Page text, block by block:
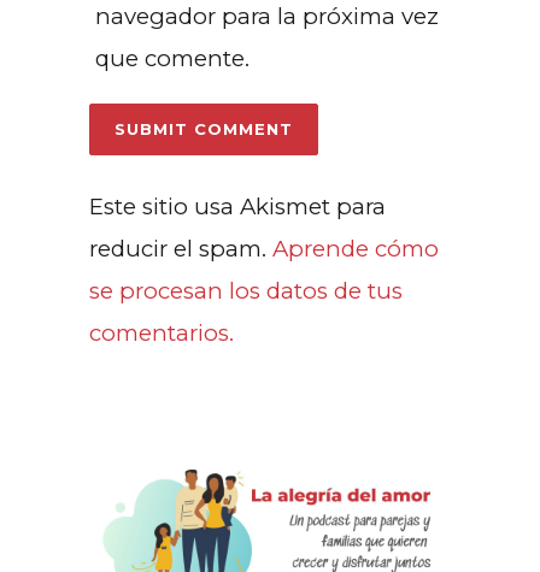
navegador para la próxima vez
que comente.
Este sitio usa Akismet para
reducir el spam. Aprende cómo
se procesan los datos de tus
comentarios.